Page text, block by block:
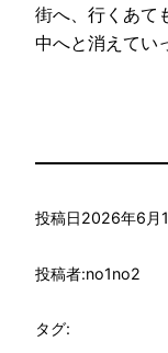
街へ、行くあて
中へと消えてい
投稿日2026年6月
投稿者:no1no2
タグ: